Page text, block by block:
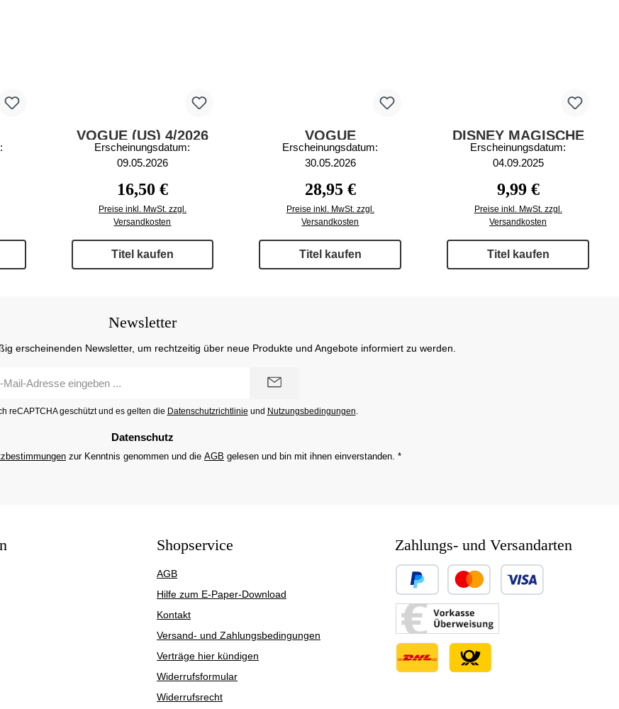
VOGUE (US) 4/2026
Erscheinungsdatum:
09.05.2026
Regulärer Preis:
16,50 €
Preise inkl. MwSt. zzgl.
Versandkosten
Titel kaufen
VOGUE
COLLECTIONS
42/2026
Erscheinungsdatum:
30.05.2026
Regulärer Preis:
28,95 €
Preise inkl. MwSt. zzgl.
Versandkosten
Titel kaufen
DISNEY MAGISCHE
HÖRGESCHICHTEN
2/2025
Erscheinungsdatum:
04.09.2025
Regulärer Preis:
9,99 €
Preise inkl. MwSt. zzgl.
Versandkosten
Titel kaufen
Newsletter
erscheinenden Newsletter, um rechtzeitig über neue Produkte und Angebote informiert zu werden.
reCAPTCHA geschützt und es gelten die Datenschutzrichtlinie und Nutzungsbedingungen
Datenschutz
zur Kenntnis genommen und die AGB gelesen und bin mit ihnen einverstanden. *
Shopservice
AGB
Hilfe zum E-Paper-Download
Kontakt
Versand- und Zahlungsbedingungen
Verträge hier kündigen
Widerrufsformular
Widerrufsrecht
Zahlungs- und Versandarten
Benutzerdefiniertes Bild 1
Benutzerdefiniertes Bild 2
Benutzerdefiniertes Bild 3